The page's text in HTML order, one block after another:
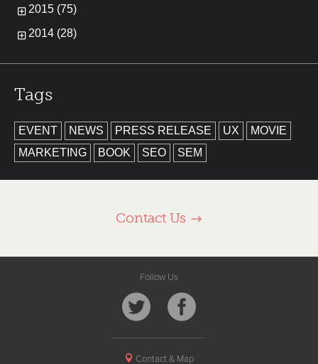
2015 (75)
2014 (28)
Tags
EVENT NEWS PRESS RELEASE UX
MOVIE
MARKETING
BOOK SEO SEM
Contact Us
Follow Us
Contact & Map